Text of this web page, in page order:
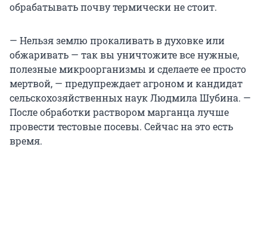
обрабатывать почву термически не стоит.
— Нельзя землю прокаливать в духовке или
обжаривать — так вы уничтожите все нужные,
полезные микроорганизмы и сделаете ее просто
мертвой, — предупреждает агроном и кандидат
сельскохозяйственных наук Людмила Шубина. —
После обработки раствором марганца лучше
провести тестовые посевы. Сейчас на это есть
время.